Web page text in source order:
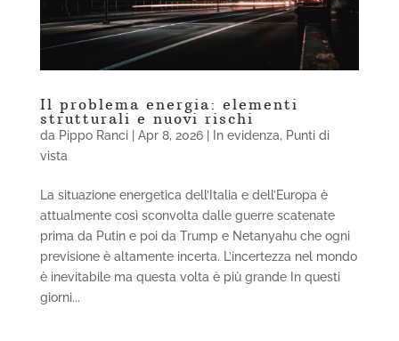
Il problema energia: elementi
strutturali e nuovi rischi
da Pippo Ranci| Apr 8, 2026| In evidenza, Punti di
vista
La situazione energetica dell’Italia e dell’Europa è
attualmente così sconvolta dalle guerre scatenate
prima da Putin e poi da Trump e Netanyahu che ogni
previsione è altamente incerta. L’incertezza nel mondo
è inevitabile ma questa volta è più grande In questi
giorni...